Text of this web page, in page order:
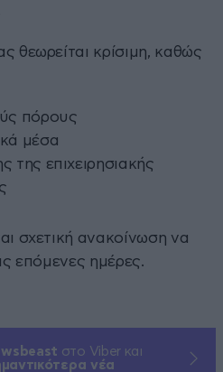
θεωρείται κρίσιμη, καθώς
πόρους
μέσα
της επιχειρησιακής
σχετική ανακοίνωση να
επόμενες ημέρες.
στο Viber και
νέα